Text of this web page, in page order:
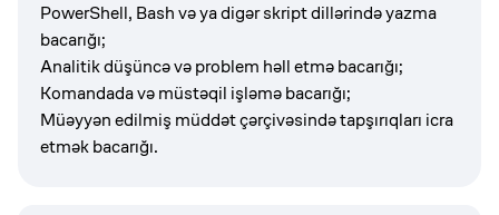
PowerShell, Bash və ya digər skript dillərində yazma
bacarığı;
Analitik düşüncə və problem həll etmə bacarığı;
Komandada və müstəqil işləmə bacarığı;
Müəyyən edilmiş müddət çərçivəsində tapşırıqları icra
etmək bacarığı.